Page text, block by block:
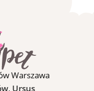
Warszawa
, Ursus